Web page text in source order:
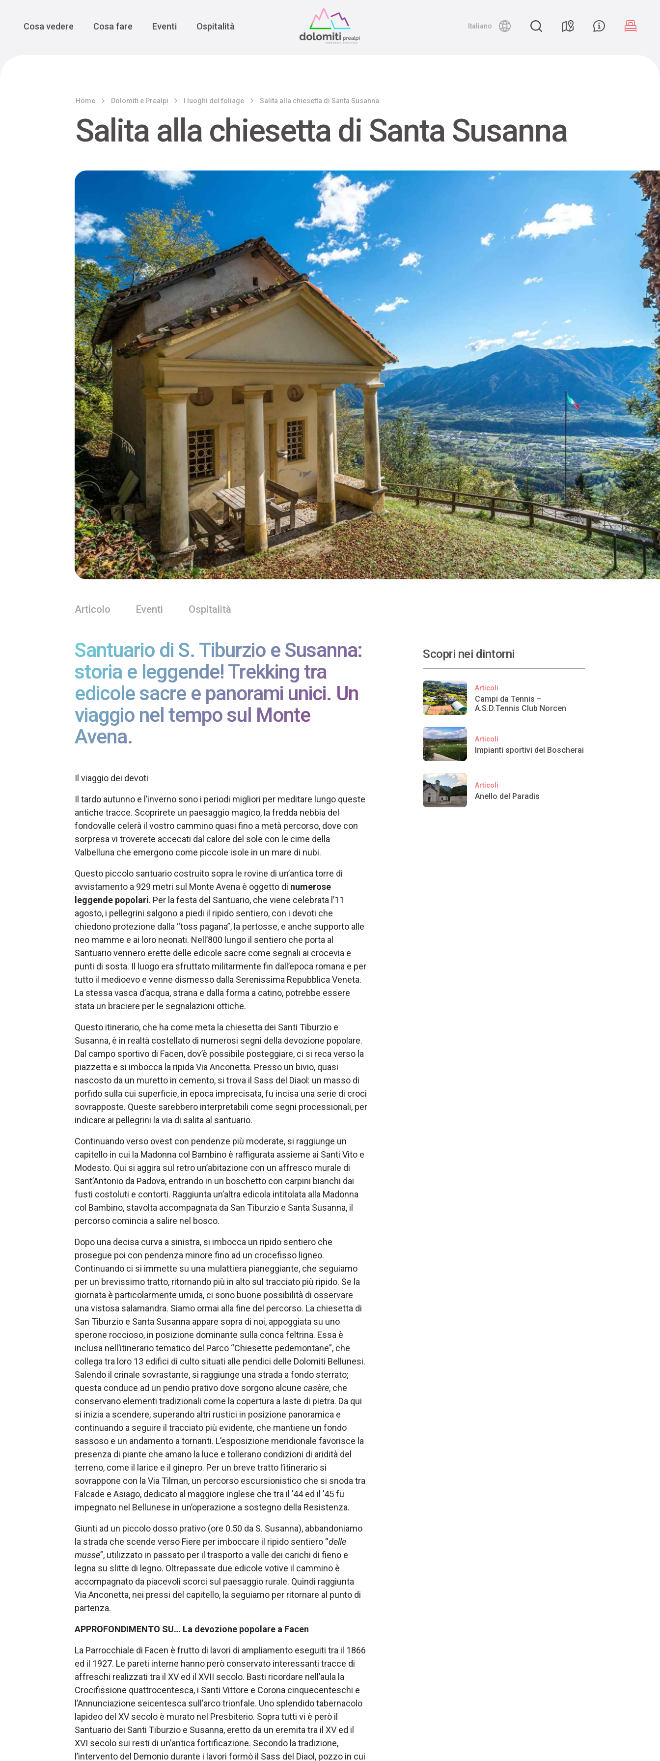
Main Navigation
Cosa vedere Cosa fare Eventi Ospitalità Italiano
Home Dolomiti e Prealpi I luoghi del foliage Salita alla chiesetta di Santa Susanna
Salita alla chiesetta di Santa Susanna
Articolo Eventi Ospitalità
Santuario di S. Tiburzio e Susanna:
storia e leggende! Trekking tra
edicole sacre e panorami unici. Un
viaggio nel tempo sul Monte
Avena.
Il viaggio dei devoti
Il tardo autunno e l’inverno sono i periodi migliori per meditare lungo queste
antiche tracce. Scoprirete un paesaggio magico, la fredda nebbia del
fondovalle celerà il vostro cammino quasi fino a metà percorso, dove con
sorpresa vi troverete accecati dal calore del sole con le cime della
Valbelluna che emergono come piccole isole in un mare di nubi.
Questo piccolo santuario costruito sopra le rovine di un’antica torre di
avvistamento a 929 metri sul Monte Avena è oggetto di numerose
leggende popolari. Per la festa del Santuario, che viene celebrata l’11
agosto, i pellegrini salgono a piedi il ripido sentiero, con i devoti che
chiedono protezione dalla “toss pagana”, la pertosse, e anche supporto alle
neo mamme e ai loro neonati. Nell’800 lungo il sentiero che porta al
Santuario vennero erette delle edicole sacre come segnali ai crocevia e
punti di sosta. Il luogo era sfruttato militarmente fin dall’epoca romana e per
tutto il medioevo e venne dismesso dalla Serenissima Repubblica Veneta.
La stessa vasca d’acqua, strana e dalla forma a catino, potrebbe essere
stata un braciere per le segnalazioni ottiche.
Questo itinerario, che ha come meta la chiesetta dei Santi Tiburzio e
Susanna, è in realtà costellato di numerosi segni della devozione popolare.
Dal campo sportivo di Facen, dov’è possibile posteggiare, ci si reca verso la
piazzetta e si imbocca la ripida Via Anconetta. Presso un bivio, quasi
nascosto da un muretto in cemento, si trova il Sass del Diaol: un masso di
porfido sulla cui superficie, in epoca imprecisata, fu incisa una serie di croci
sovrapposte. Queste sarebbero interpretabili come segni processionali, per
indicare ai pellegrini la via di salita al santuario.
Continuando verso ovest con pendenze più moderate, si raggiunge un
capitello in cui la Madonna col Bambino è raffigurata assieme ai Santi Vito e
Modesto. Qui si aggira sul retro un’abitazione con un affresco murale di
Sant’Antonio da Padova, entrando in un boschetto con carpini bianchi dai
fusti costoluti e contorti. Raggiunta un’altra edicola intitolata alla Madonna
col Bambino, stavolta accompagnata da San Tiburzio e Santa Susanna, il
percorso comincia a salire nel bosco.
Dopo una decisa curva a sinistra, si imbocca un ripido sentiero che
prosegue poi con pendenza minore fino ad un crocefisso ligneo.
Continuando ci si immette su una mulattiera pianeggiante, che seguiamo
per un brevissimo tratto, ritornando più in alto sul tracciato più ripido. Se la
giornata è particolarmente umida, ci sono buone possibilità di osservare
una vistosa salamandra. Siamo ormai alla fine del percorso. La chiesetta di
San Tiburzio e Santa Susanna appare sopra di noi, appoggiata su uno
sperone roccioso, in posizione dominante sulla conca feltrina. Essa è
inclusa nell’itinerario tematico del Parco “Chiesette pedemontane”, che
collega tra loro 13 edifici di culto situati alle pendici delle Dolomiti Bellunesi.
Salendo il crinale sovrastante, si raggiunge una strada a fondo sterrato;
questa conduce ad un pendio prativo dove sorgono alcune casère, che
conservano elementi tradizionali come la copertura a laste di pietra. Da qui
si inizia a scendere, superando altri rustici in posizione panoramica e
continuando a seguire il tracciato più evidente, che mantiene un fondo
sassoso e un andamento a tornanti. L’esposizione meridionale favorisce la
presenza di piante che amano la luce e tollerano condizioni di aridità del
terreno, come il larice e il ginepro. Per un breve tratto l’itinerario si
sovrappone con la Via Tilman, un percorso escursionistico che si snoda tra
Falcade e Asiago, dedicato al maggiore inglese che tra il ’44 ed il ’45 fu
impegnato nel Bellunese in un’operazione a sostegno della Resistenza.
Giunti ad un piccolo dosso prativo (ore 0.50 da S. Susanna), abbandoniamo
la strada che scende verso Fiere per imboccare il ripido sentiero “delle
musse”, utilizzato in passato per il trasporto a valle dei carichi di fieno e
legna su slitte di legno. Oltrepassate due edicole votive il cammino è
accompagnato da piacevoli scorci sul paesaggio rurale. Quindi raggiunta
Via Anconetta, nei pressi del capitello, la seguiamo per ritornare al punto di
partenza.
APPROFONDIMENTO SU… La devozione popolare a Facen
La Parrocchiale di Facen è frutto di lavori di ampliamento eseguiti tra il 1866
ed il 1927. Le pareti interne hanno però conservato interessanti tracce di
affreschi realizzati tra il XV ed il XVII secolo. Basti ricordare nell’aula la
Crocifissione quattrocentesca, i Santi Vittore e Corona cinquecenteschi e
l’Annunciazione seicentesca sull’arco trionfale. Uno splendido tabernacolo
lapideo del XV secolo è murato nel Presbiterio. Sopra tutti vi è però il
Santuario dei Santi Tiburzio e Susanna, eretto da un eremita tra il XV ed il
XVI secolo sui resti di un’antica fortificazione. Secondo la tradizione,
l’intervento del Demonio durante i lavori formò il Sass del Diaol, pozzo in cui
Scopri nei dintorni
Articoli
Campi da Tennis –
A.S.D.Tennis Club Norcen
Articoli
Impianti sportivi del Boscherai
Articoli
Anello del Paradis